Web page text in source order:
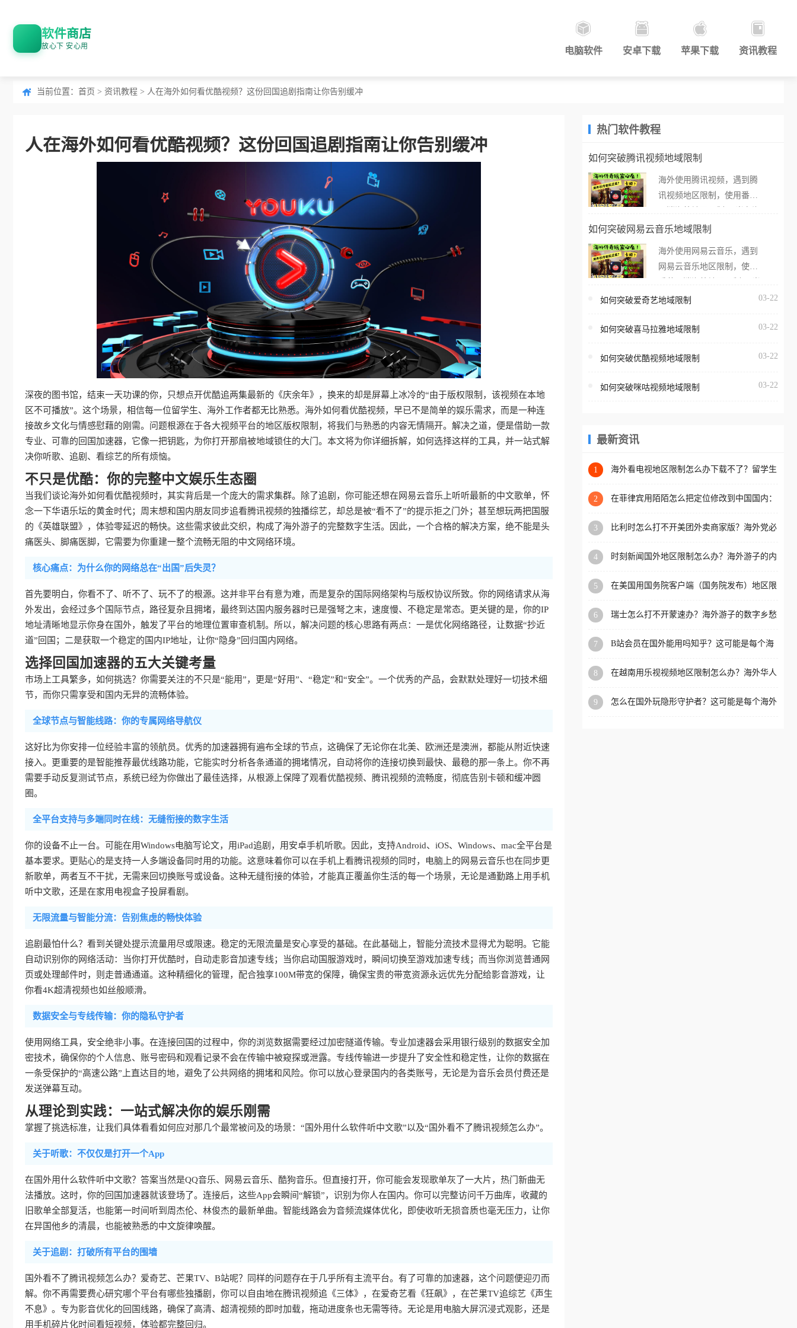
软件商店
放心下 安心用 电脑软件 安卓下载 苹果下载 资讯教程
当前位置： 首页 > 资讯教程 > 人在海外如何看优酷视频？这份回国追剧指南让你告别缓冲
人在海外如何看优酷视频？这份回国追剧指南让你告别缓冲
深夜的图书馆，结束一天功课的你，只想点开优酷追两集最新的《庆余年》，换来的却是屏幕上冰冷的“由于版权限制，该视频在本地
区不可播放”。这个场景，相信每一位留学生、海外工作者都无比熟悉。海外如何看优酷视频，早已不是简单的娱乐需求，而是一种连
接故乡文化与情感慰藉的刚需。问题根源在于各大视频平台的地区版权限制，将我们与熟悉的内容无情隔开。解决之道，便是借助一款
专业、可靠的回国加速器，它像一把钥匙，为你打开那扇被地域锁住的大门。本文将为你详细拆解，如何选择这样的工具，并一站式解
决你听歌、追剧、看综艺的所有烦恼。
不只是优酷：你的完整中文娱乐生态圈
当我们谈论海外如何看优酷视频时，其实背后是一个庞大的需求集群。除了追剧，你可能还想在网易云音乐上听听最新的中文歌单，怀
念一下华语乐坛的黄金时代；周末想和国内朋友同步追看腾讯视频的独播综艺，却总是被“看不了”的提示拒之门外；甚至想玩两把国服
的《英雄联盟》，体验零延迟的畅快。这些需求彼此交织，构成了海外游子的完整数字生活。因此，一个合格的解决方案，绝不能是头
痛医头、脚痛医脚，它需要为你重建一整个流畅无阻的中文网络环境。
核心痛点：为什么你的网络总在“出国”后失灵？
首先要明白，你看不了、听不了、玩不了的根源。这并非平台有意为难，而是复杂的国际网络架构与版权协议所致。你的网络请求从海
外发出，会经过多个国际节点，路径复杂且拥堵，最终到达国内服务器时已是强弩之末，速度慢、不稳定是常态。更关键的是，你的IP
地址清晰地显示你身在国外，触发了平台的地理位置审查机制。所以，解决问题的核心思路有两点：一是优化网络路径，让数据“抄近
道”回国；二是获取一个稳定的国内IP地址，让你“隐身”回归国内网络。
选择回国加速器的五大关键考量
市场上工具繁多，如何挑选？你需要关注的不只是“能用”，更是“好用”、“稳定”和“安全”。一个优秀的产品，会默默处理好一切技术细
节，而你只需享受和国内无异的流畅体验。
全球节点与智能线路：你的专属网络导航仪
这好比为你安排一位经验丰富的领航员。优秀的加速器拥有遍布全球的节点，这确保了无论你在北美、欧洲还是澳洲，都能从附近快速
接入。更重要的是智能推荐最优线路功能，它能实时分析各条通道的拥堵情况，自动将你的连接切换到最快、最稳的那一条上。你不再
需要手动反复测试节点，系统已经为你做出了最佳选择，从根源上保障了观看优酷视频、腾讯视频的流畅度，彻底告别卡顿和缓冲圆
圈。
全平台支持与多端同时在线：无缝衔接的数字生活
你的设备不止一台。可能在用Windows电脑写论文，用iPad追剧，用安卓手机听歌。因此，支持Android、iOS、Windows、mac全平台是
基本要求。更贴心的是支持一人多端设备同时用的功能。这意味着你可以在手机上看腾讯视频的同时，电脑上的网易云音乐也在同步更
新歌单，两者互不干扰，无需来回切换账号或设备。这种无缝衔接的体验，才能真正覆盖你生活的每一个场景，无论是通勤路上用手机
听中文歌，还是在家用电视盒子投屏看剧。
无限流量与智能分流：告别焦虑的畅快体验
追剧最怕什么？看到关键处提示流量用尽或限速。稳定的无限流量是安心享受的基础。在此基础上，智能分流技术显得尤为聪明。它能
自动识别你的网络活动：当你打开优酷时，自动走影音加速专线；当你启动国服游戏时，瞬间切换至游戏加速专线；而当你浏览普通网
页或处理邮件时，则走普通通道。这种精细化的管理，配合独享100M带宽的保障，确保宝贵的带宽资源永远优先分配给影音游戏，让
你看4K超清视频也如丝般顺滑。
数据安全与专线传输：你的隐私守护者
使用网络工具，安全绝非小事。在连接回国的过程中，你的浏览数据需要经过加密隧道传输。专业加速器会采用银行级别的数据安全加
密技术，确保你的个人信息、账号密码和观看记录不会在传输中被窥探或泄露。专线传输进一步提升了安全性和稳定性，让你的数据在
一条受保护的“高速公路”上直达目的地，避免了公共网络的拥堵和风险。你可以放心登录国内的各类账号，无论是为音乐会员付费还是
发送弹幕互动。
从理论到实践：一站式解决你的娱乐刚需
掌握了挑选标准，让我们具体看看如何应对那几个最常被问及的场景：“国外用什么软件听中文歌”以及“国外看不了腾讯视频怎么办”。
关于听歌：不仅仅是打开一个App
在国外用什么软件听中文歌？答案当然是QQ音乐、网易云音乐、酷狗音乐。但直接打开，你可能会发现歌单灰了一大片，热门新曲无
法播放。这时，你的回国加速器就该登场了。连接后，这些App会瞬间“解锁”，识别为你人在国内。你可以完整访问千万曲库，收藏的
旧歌单全部复活，也能第一时间听到周杰伦、林俊杰的最新单曲。智能线路会为音频流媒体优化，即使收听无损音质也毫无压力，让你
在异国他乡的清晨，也能被熟悉的中文旋律唤醒。
关于追剧：打破所有平台的围墙
国外看不了腾讯视频怎么办？爱奇艺、芒果TV、B站呢？同样的问题存在于几乎所有主流平台。有了可靠的加速器，这个问题便迎刃而
解。你不再需要费心研究哪个平台有哪些独播剧，你可以自由地在腾讯视频追《三体》，在爱奇艺看《狂飙》，在芒果TV追综艺《声生
不息》。专为影音优化的回国线路，确保了高清、超清视频的即时加载，拖动进度条也无需等待。无论是用电脑大屏沉浸式观影，还是
用手机碎片化时间看短视频，体验都完整回归。
热门软件教程
如何突破腾讯视频地域限制
海外使用腾讯视频，遇到腾
讯视频地区限制，使用番茄
外打开腾讯视频，却突然弹
地区无法播放”的提示语。
海外用户如香港、澳门、台
亚、欧洲等国家和地区时，
台一样，出现地区及版权限
地区播放。 遇到这个问题的
区工作、留学、定居等，都
权限制所困扰。
如何突破网易云音乐地域限制
海外使用网易云音乐，遇到
网易云音乐地区限制，使用
在海外打开网易云音乐，却
所在的地区无法播放”的提示
门、台湾、美国、加拿大、
区时，网易云音乐也会像其
回国加速器，即可解决「海
版权限制」的问题，无论人
国、加拿大、澳大利亚、欧
学、定居等，都可以使用，
扰。
如何突破爱奇艺地域限制 03-22
如何突破喜马拉雅地域限制 03-22
如何突破优酷视频地域限制 03-22
如何突破咪咕视频地域限制 03-22
最新资讯
1
海外看电视地区限制怎么办下载不了？留学生
2
在菲律宾用陌陌怎么把定位修改到中国国内：
3
比利时怎么打不开美团外卖商家版？海外党必
4
时刻新闻国外地区限制怎么办？海外游子的内
5
在美国用国务院客户端（国务院发布）地区限
6
瑞士怎么打不开蒙速办？海外游子的数字乡愁
7
B站会员在国外能用吗知乎？这可能是每个海
8
在越南用乐视视频地区限制怎么办？海外华人
9
怎么在国外玩隐形守护者？这可能是每个海外